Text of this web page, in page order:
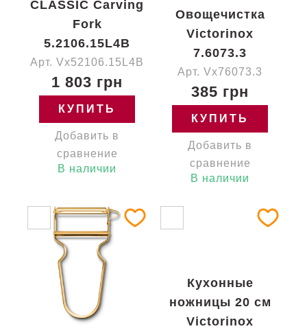
CLASSIC Carving
Fork
5.2106.15L4B
Арт. Vx52106.15L4B
1 803 грн
КУПИТЬ
Добавить в
сравнение
В наличии
Овощечистка
Victorinox
7.6073.3
Арт. Vx76073.3
385 грн
КУПИТЬ
Добавить в
сравнение
В наличии
Кухонные
ножницы 20 см
Victorinox